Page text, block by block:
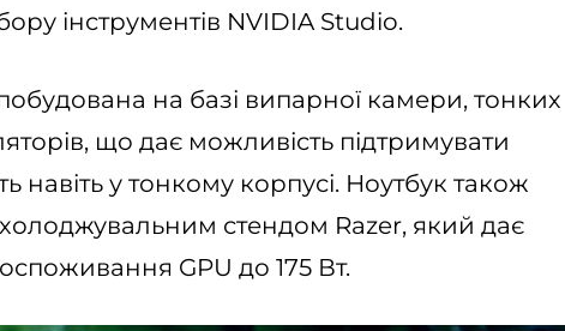
інструментів NVIDIA Studio.
на базі випарної камери, тонких
що дає можливість підтримувати
навіть у тонкому корпусі. Ноутбук також
стендом Razer, який дає
GPU до 175 Вт.